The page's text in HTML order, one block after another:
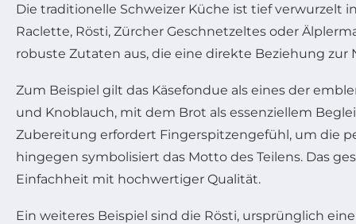
Die traditionelle Schweizer Küche ist tief verwurzelt
Raclette, Rösti, Zürcher Geschnetzeltes oder
robuste Zutaten aus, die eine direkte Beziehung
Zum Beispiel gilt das Käsefondue als eines der
und Knoblauch, mit dem Brot als essenziellem
Zubereitung erfordert Fingerspitzengefühl, um die
hingegen symbolisiert das Motto des Teilens. Das
Einfachheit mit hochwertiger Qualität.
Ein weiteres Beispiel sind die Rösti, ursprünglich